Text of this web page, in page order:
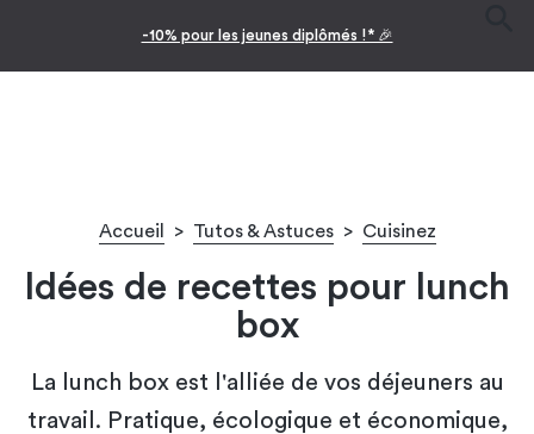
Facilitez vos achats avec le paiement en 10x
Accueil > Tutos & Astuces > Cuisinez
Idées de recettes pour lunch
box
La lunch box est l'alliée de vos déjeuners au
travail. Pratique, écologique et économique,